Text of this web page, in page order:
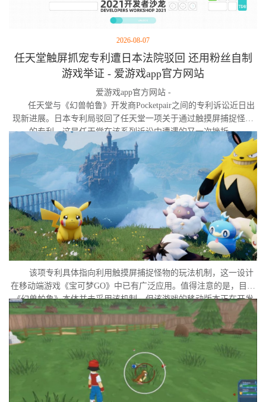
2026-08-07
任天堂触屏抓宠专利遭日本法院驳回 还用粉丝自制
游戏举证 - 爱游戏app官方网站
爱游戏app官方网站 -
任天堂与《幻兽帕鲁》开发商Pocketpair之间的专利诉讼近日出
现新进展。日本专利局驳回了任天堂一项关于通过触摸屏捕捉怪物
的专利，这是任天堂在该系列诉讼中遭遇的又一次挫折。
该项专利具体指向利用触摸屏捕捉怪物的玩法机制，这一设计
在移动端游戏《宝可梦GO》中已有广泛应用。值得注意的是，目前
《幻兽帕鲁》本体并未采用该机制，但该游戏的移动版本正在开发
中。外界普遍认为，这很可能是任天堂在当前时间点针对此项专利
发起诉讼的直接原因。